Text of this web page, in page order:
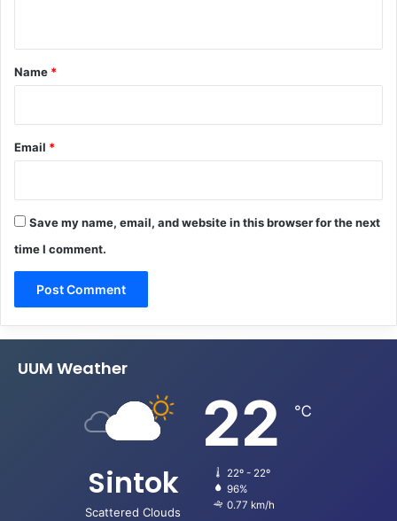
*
Name *
Email *
Save my name, email, and website in this browser for the next
time I comment.
UUM Weather
Sintok
Scattered Clouds
22 ℃
22º - 22º
96%
0.77 km/h